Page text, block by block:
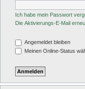
Ich habe mein Passwort
Die Aktivierungs-E-Mail
Angemeldet bleiben
Meinen Online-Status